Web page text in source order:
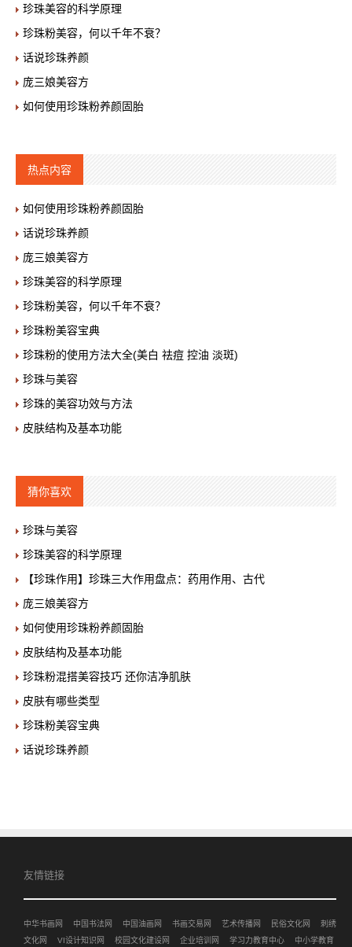
珍珠美容的科学原理
珍珠粉美容，何以千年不衰？
话说珍珠养颜
庞三娘美容方
如何使用珍珠粉养颜固胎
热点内容
如何使用珍珠粉养颜固胎
话说珍珠养颜
庞三娘美容方
珍珠美容的科学原理
珍珠粉美容，何以千年不衰？
珍珠粉美容宝典
珍珠粉的使用方法大全(美白 祛痘 控油 淡斑)
珍珠与美容
珍珠的美容功效与方法
皮肤结构及基本功能
猜你喜欢
珍珠与美容
珍珠美容的科学原理
【珍珠作用】珍珠三大作用盘点：药用作用、古代
庞三娘美容方
如何使用珍珠粉养颜固胎
皮肤结构及基本功能
珍珠粉混搭美容技巧 还你洁净肌肤
皮肤有哪些类型
珍珠粉美容宝典
话说珍珠养颜
友情链接
中华书画网 中国书法网 中国油画网 书画交易网 艺术传播网 民俗文化网
刺绣
文化网
VI设计知识网 校园文化建设网 企业培训网 学习力教育中心 中小学教育